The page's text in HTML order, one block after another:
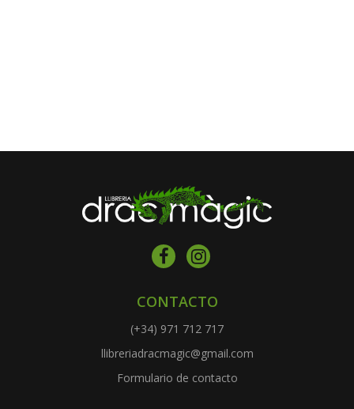
CONTACTO
(+34) 971 712 717
llibreriadracmagic@gmail.com
Formulario de contacto